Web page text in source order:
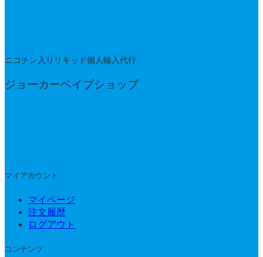
ニコチン入りリキッド個人輸入代行
ジョーカーベイプショップ
マイアカウント
マイページ
注文履歴
ログアウト
コンテンツ